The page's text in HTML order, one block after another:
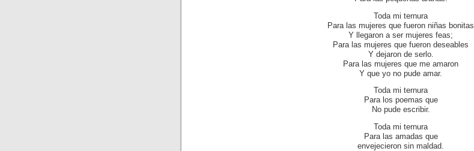
Toda mi ternura
Para las mujeres que fueron niñas bonitas
Y llegaron a ser mujeres feas;
Para las mujeres que fueron deseables
Y dejaron de serlo.
Para las mujeres que me amaron
Y que yo no pude amar.
Toda mi ternura
Para los poemas que
No pude escribir.
Toda mi ternura
Para las amadas que
envejecieron sin maldad.